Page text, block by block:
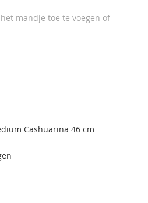
mandje toe te voegen of
Cashuarina 46 cm